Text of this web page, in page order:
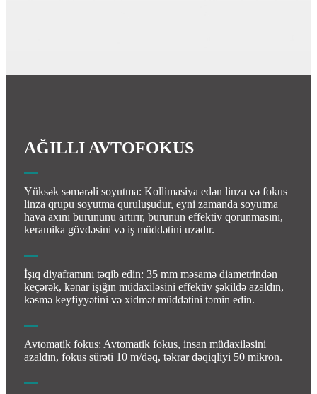
AĞILLI AVTOFOKUS
Yüksək səmərəli soyutma: Kollimasiya edən linza və fokus
linza qrupu soyutma quruluşudur, eyni zamanda soyutma
hava axını burununu artırır, burunun effektiv qorunmasını,
keramika gövdəsini və iş müddətini uzadır.
İşıq diyaframını təqib edin: 35 mm məsamə diametrindən
keçərək, kənar işığın müdaxiləsini effektiv şəkildə azaldın,
kəsmə keyfiyyətini və xidmət müddətini təmin edin.
Avtomatik fokus: Avtomatik fokus, insan müdaxiləsini
azaldın, fokus sürəti 10 m/dəq, təkrar dəqiqliyi 50 mikron.